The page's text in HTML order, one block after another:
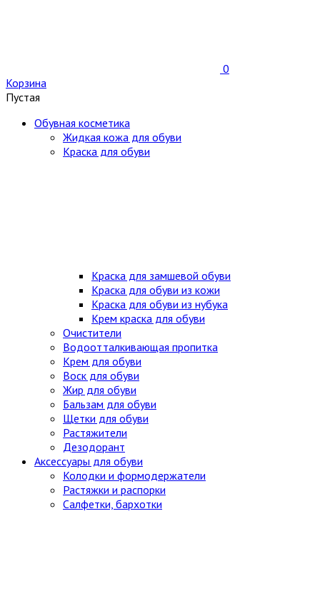
0
Корзина
Пустая
Обувная косметика
Жидкая кожа для обуви
Краска для обуви
Краска для замшевой обуви
Краска для обуви из кожи
Краска для обуви из нубука
Крем краска для обуви
Очистители
Водоотталкивающая пропитка
Крем для обуви
Воск для обуви
Жир для обуви
Бальзам для обуви
Щетки для обуви
Растяжители
Дезодорант
Аксессуары для обуви
Колодки и формодержатели
Растяжки и распорки
Салфетки, бархотки